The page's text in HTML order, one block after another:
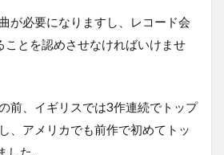
が必要になりますし、レコード会
ことを認めさせなければいけませ
前、イギリスでは3作連続でトップ
、アメリカでも前作で初めてトッ
た。